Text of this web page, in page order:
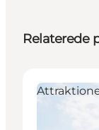
Relaterede